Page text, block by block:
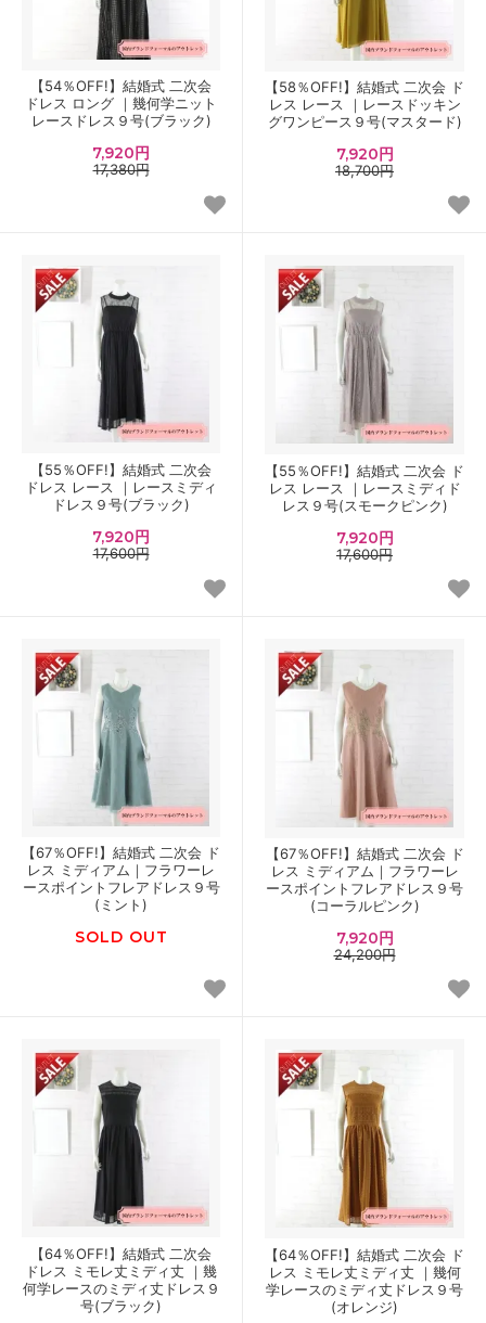
【54％OFF!】結婚式 二次会
ドレス ロング ｜幾何学ニット
レースドレス９号(ブラック)
7,920円
17,380円
【58％OFF!】結婚式 二次会 ド
レス レース ｜レースドッキン
グワンピース９号(マスタード)
7,920円
18,700円
【55％OFF!】結婚式 二次会
ドレス レース ｜レースミディ
ドレス９号(ブラック)
7,920円
17,600円
【55％OFF!】結婚式 二次会 ド
レス レース ｜レースミディド
レス９号(スモークピンク)
7,920円
17,600円
【67％OFF!】結婚式 二次会 ド
レス ミディアム｜フラワーレ
ースポイントフレアドレス９号
(ミント)
SOLD OUT
【67％OFF!】結婚式 二次会 ド
レス ミディアム｜フラワーレ
ースポイントフレアドレス９号
(コーラルピンク)
7,920円
24,200円
【64％OFF!】結婚式 二次会
ドレス ミモレ丈ミディ丈 ｜幾
何学レースのミディ丈ドレス９
号(ブラック)
【64％OFF!】結婚式 二次会 ド
レス ミモレ丈ミディ丈 ｜幾何
学レースのミディ丈ドレス９号
(オレンジ)